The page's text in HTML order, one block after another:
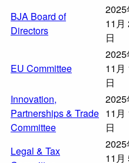
BJA Board of
Directors
2025
11月
日
EU Committee
2025
11月
日
Innovation,
Partnerships & Trade
Committee
2025
11月
日
Legal & Tax
2025
11月